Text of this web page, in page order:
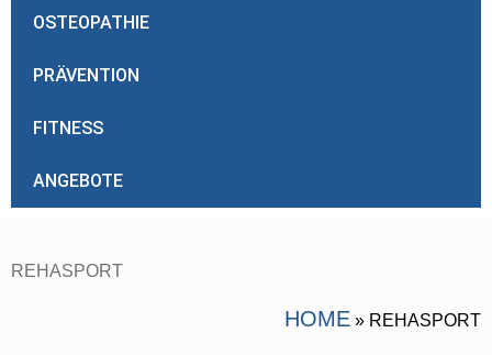
OSTEOPATHIE
PRÄVENTION
FITNESS
ANGEBOTE
REHASPORT
HOME » REHASPORT